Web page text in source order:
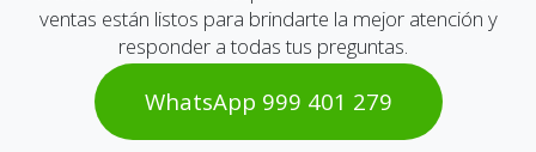
ventas están listos para brindarte la mejor atención y
responder a todas tus preguntas.
WhatsAp​​​​p 999 401 2​​79